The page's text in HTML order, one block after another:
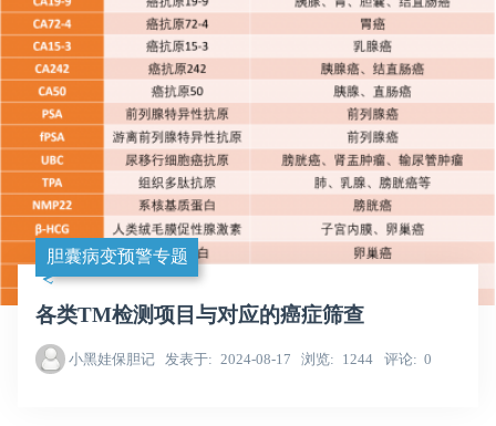
胆囊病变预警专题
各类TM检测项目与对应的癌症筛查
小黑娃保胆记 发表于 2024-08-17 浏览 1244 评论 0